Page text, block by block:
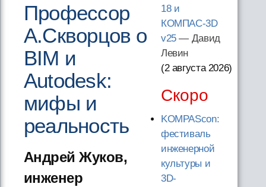
Профессор
А.Скворцов о
BIM и
Autodesk:
мифы и
реальность
Андрей Жуков,
инженер
18 и
КОМПАС-3D
v25— Давид
Левин
(2 августа 2026)
Скоро
KOMPAScon:
фестиваль
инженерной
культуры и
3D-